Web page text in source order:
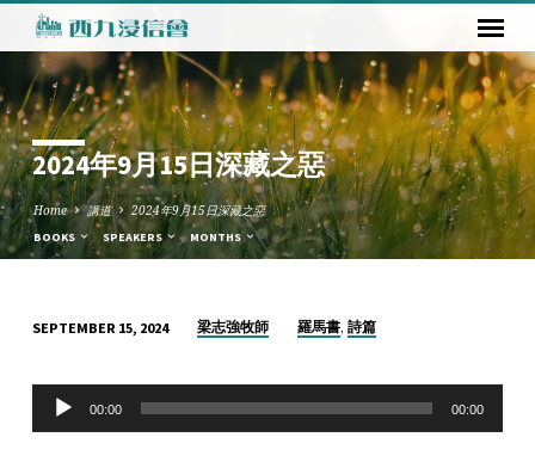
2024年9月15日深藏之惡
Home 講道 2024年9月15日深藏之惡
BOOKS SPEAKERS MONTHS
年
月
SEPTEMBER 15, 2024 梁志強牧師 羅馬書,詩篇
Audio
Player
00:00 00:00